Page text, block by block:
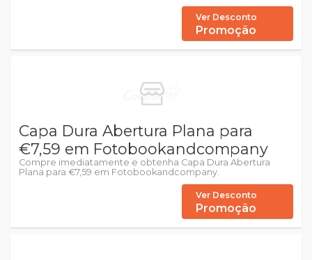
Ver Desconto
Promoção
Capa Dura Abertura Plana para
€7,59 em Fotobookandcompany
Compre imediatamente e obtenha Capa Dura Abertura
Plana para €7,59 em Fotobookandcompany.
Ver Desconto
Promoção